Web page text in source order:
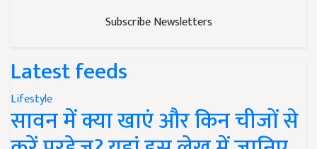
Subscribe Newsletters
Latest feeds
Lifestyle
सावन में क्या खाएं और किन चीजों से